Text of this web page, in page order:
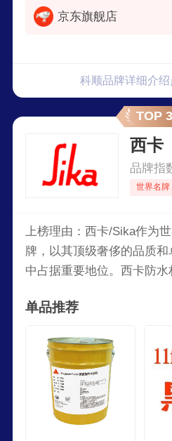
京东旗舰店
科顺品牌详细介
TOP 3
西卡
品牌指
世界名牌
上榜理由：西卡/Sika作为
牌，以其顶级奢侈的品质
中占据重要地位。西卡防
性。其独特的配方和创新的
单品推荐